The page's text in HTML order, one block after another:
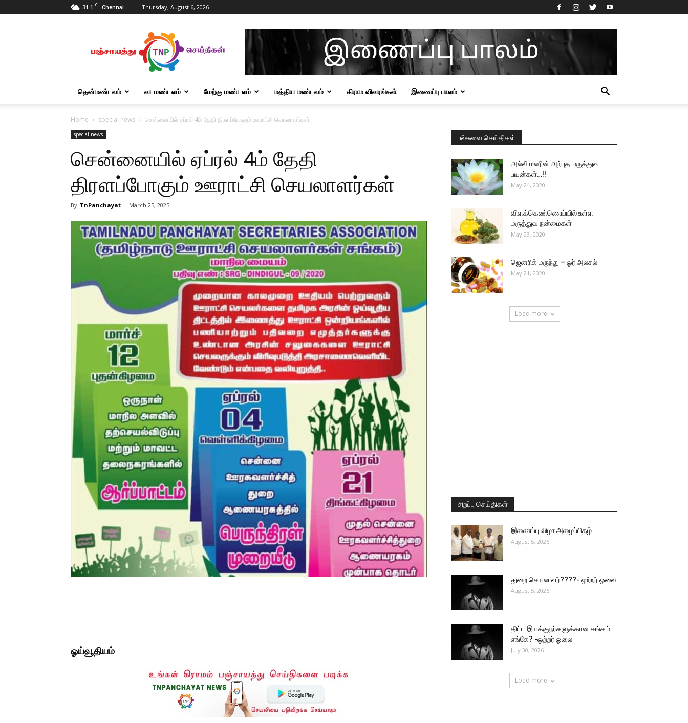
31.1 C Chennai Thursday, August 6, 2026
Tnpanchayat
தென்மண்டலம் வடமண்டலம் மேற்கு மண்டலம் மத்திய மண்டலம் கிராம விவரங்கள் இணைப்பு பாலம்
Home special news சென்னையில் ஏப்ரல் 4ம் தேதி திரளப்போகும் ஊராட்சி செயலாளர்கள்
special news
சென்னையில் ஏப்ரல் 4ம் தேதி
திரளப்போகும் ஊராட்சி செயலாளர்கள்
By TnPanchayat - March 25, 2025
ஓய்வூதியம்
பல்சுவை செய்திகள்
அல்லி மலரின் அற்புத மருத்துவ
பயன்கள்…!!
May 24, 2020
விளக்கெண்ணெய்யில் உள்ள
மருத்துவ நன்மைகள்
May 23, 2020
ஜெனரிக் மருந்து – ஓர் அலசல்
May 21, 2020
Load more
சிறப்பு செய்திகள்
இணைப்பு விழா அழைப்பிதழ்
August 5, 2026
துறை செயலாளர்????- ஒற்றர் ஓலை
August 5, 2026
திட்ட இயக்குநர்களுக்கான சங்கம்
எங்கே? -ஒற்றர் ஓலை
July 30, 2026
Load more